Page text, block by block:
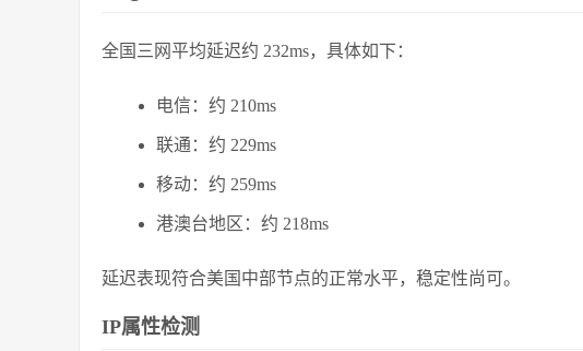
全国三网平均延迟约 232ms，具体如下：
电信：约 210ms
联通：约 229ms
移动：约 259ms
港澳台地区：约 218ms
延迟表现符合美国中部节点的正常水平，稳定性尚可。
IP属性检测